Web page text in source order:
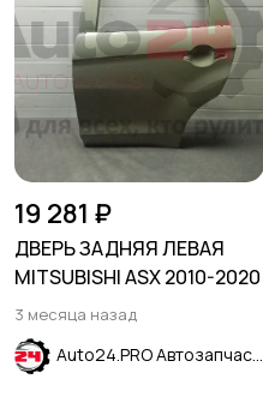
19 281 ₽
ДВЕРЬ ЗАДНЯЯ ЛЕВАЯ
MITSUBISHI ASX 2010-2020
3 месяца назад
Auto24.PRO Автозапчасти